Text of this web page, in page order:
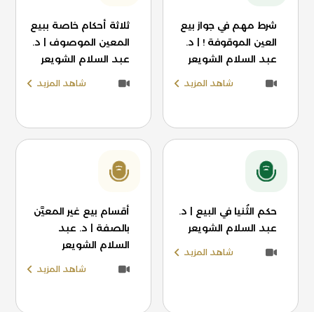
شرط مهم في جواز بيع
العين الموقوفة ! | د.
عبد السلام الشويعر
شاهد المزيد
ثلاثة أحكام خاصة ببيع
المعين الموصوف | د.
عبد السلام الشويعر
شاهد المزيد
حكم الثُنيا في البيع | د.
عبد السلام الشويعر
شاهد المزيد
أقسام بيع غير المعيَّن
بالصفة | د. عبد
السلام الشويعر
شاهد المزيد